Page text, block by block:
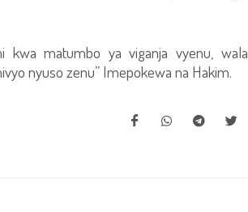
kwa matumbo ya viganja vyenu, wala
nyuso zenu” Imepokewa na Hakim.